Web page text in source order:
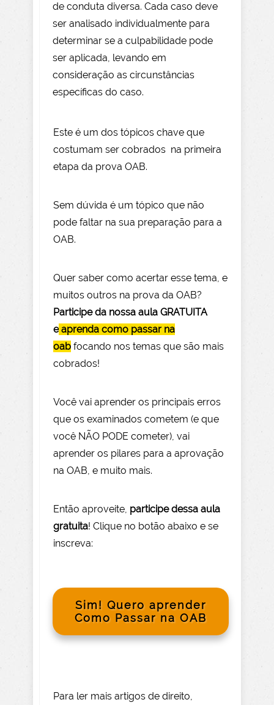
de conduta diversa. Cada caso deve
ser analisado individualmente para
determinar se a culpabilidade pode
ser aplicada, levando em
consideração as circunstâncias
específicas do caso.
Este é um dos tópicos chave que
costumam ser cobrados na primeira
etapa da prova OAB.
Sem dúvida é um tópico que não
pode faltar na sua preparação para a
OAB.
Quer saber como acertar esse tema, e
muitos outros na prova da OAB?
Participe da nossa aula GRATUITA
e aprenda como passar na
oab focando nos temas que são mais
cobrados!
Você vai aprender os principais erros
que os examinados cometem (e que
você NÃO PODE cometer), vai
aprender os pilares para a aprovação
na OAB, e muito mais.
Então aproveite, participe dessa aula
gratuita! Clique no botão abaixo e se
inscreva:
Sim! Quero aprender
Como Passar na OAB
Para ler mais artigos de direito,